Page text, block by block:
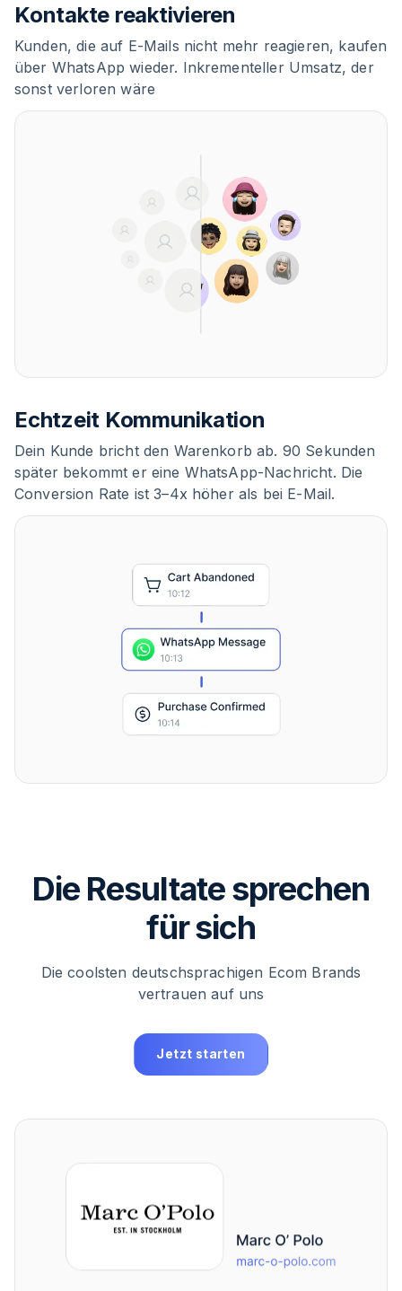
Kontakte reaktivieren
Kunden, die auf E-Mails nicht mehr reagieren, kaufen
über WhatsApp wieder. Inkrementeller Umsatz, der
sonst verloren wäre
Echtzeit Kommunikation
Dein Kunde bricht den Warenkorb ab. 90 Sekunden
später bekommt er eine WhatsApp-Nachricht. Die
Conversion Rate ist 3–4x höher als bei E-Mail.
Die Resultate sprechen
für sich
Die coolsten deutschsprachigen Ecom Brands
vertrauen auf uns
Jetzt starten